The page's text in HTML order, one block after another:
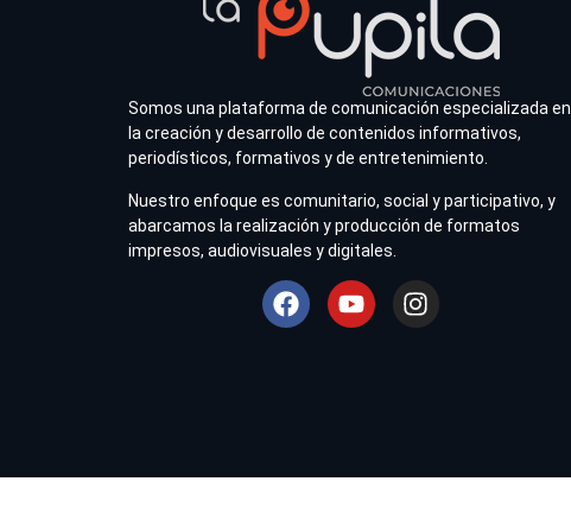
Somos una plataforma de comunicación especializada en
la creación y desarrollo de contenidos informativos,
periodísticos, formativos y de entretenimiento.
Nuestro enfoque es comunitario, social y participativo, y
abarcamos la realización y producción de formatos
impresos, audiovisuales y digitales.